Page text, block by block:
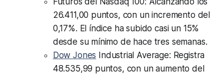
26.411,00 puntos, con un incremento del
0,17%. El índice ha subido casi un 15%
desde su mínimo de hace tres semanas.
Dow Jones Industrial Average: Registra
48.535,99 puntos, con un aumento del